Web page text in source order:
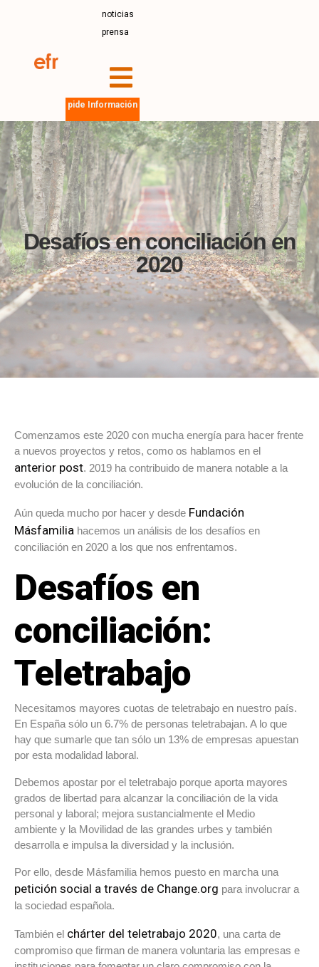
noticias
prensa
pide Información
Desafíos en conciliación en
2020
Comenzamos este 2020 con mucha energía para hacer frente
a nuevos proyectos y retos, como os hablamos en el
anterior post. 2019 ha contribuido de manera notable a la
evolución de la conciliación.
Aún queda mucho por hacer y desde Fundación
Másfamilia hacemos un análisis de los desafíos en
conciliación en 2020 a los que nos enfrentamos.
Desafíos en
conciliación:
Teletrabajo
Necesitamos mayores cuotas de teletrabajo en nuestro país.
En España sólo un 6.7% de personas teletrabajan. A lo que
hay que sumarle que tan sólo un 13% de empresas apuestan
por esta modalidad laboral.
Debemos apostar por el teletrabajo porque aporta mayores
grados de libertad para alcanzar la conciliación de la vida
personal y laboral; mejora sustancialmente el Medio
ambiente y la Movilidad de las grandes urbes y también
desarrolla e impulsa la diversidad y la inclusión.
Por ello, desde Másfamilia hemos puesto en marcha una
petición social a través de Change.org para involucrar a
la sociedad española.
También el chárter del teletrabajo 2020, una carta de
compromiso que firman de manera voluntaria las empresas e